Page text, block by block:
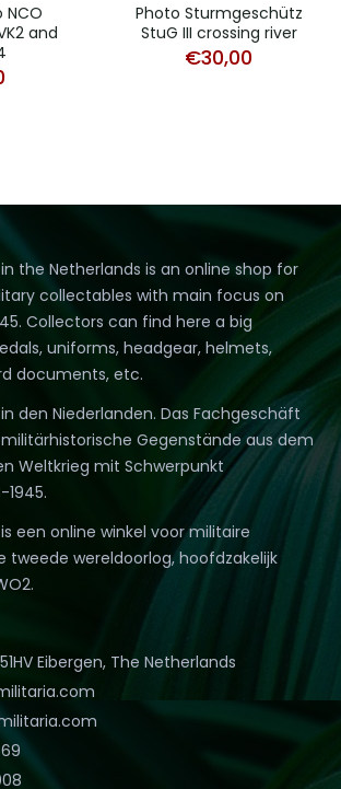
and
Photo Sturmgeschütz
StuG III crossing river
€30,00
the Netherlands is an online shop for
collectables with main focus on
Collectors can find here a big
uniforms, headgear, helmets,
documents, etc.
den Niederlanden. Das Fachgeschäft
Gegenstände aus dem
Weltkrieg mit Schwerpunkt
1945.
een online winkel voor militaire
tweede wereldoorlog, hoofdzakelijk
Eibergen, The Netherlands